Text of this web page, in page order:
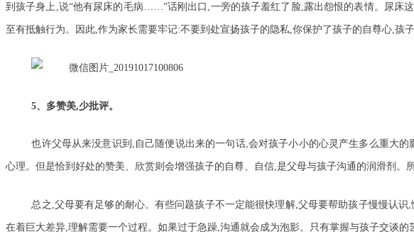
到孩子身上,说“他有尿床的毛病……”话刚出口,一旁的孩子羞红了脸,露出怨恨的表情。尿床
至有抵触行为。因此,作为家长需要牢记:不要到处宣扬孩子的隐私,你保护了孩子的自尊心,孩
5、多赞美,少批评。
也许父母从来没意识到,自己随便说出来的一句话,会对孩子小小的心灵产生多么重大
心理。但是恰到好处的赞美、欣赏则会增强孩子的自尊、自信,是父母与孩子沟通的润滑剂。
总之,父母要有足够的耐心。有些问题孩子不一定能很快理解,父母要帮助孩子慢慢认
在着巨大差异,理解需要一个过程。如果过于急躁,沟通就会成为泡影。只有掌握与孩子交谈的